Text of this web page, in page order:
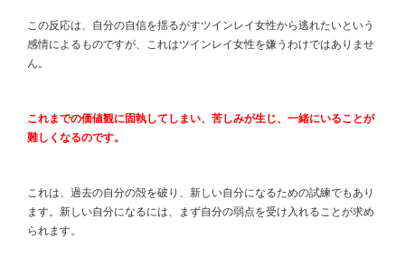
この反応は、自分の自信を揺るがすツインレイ女性から逃れたいという
感情によるものですが、これはツインレイ女性を嫌うわけではありませ
ん。
これまでの価値観に固執してしまい、苦しみが生じ、一緒にいることが
難しくなるのです。
これは、過去の自分の殻を破り、新しい自分になるための試練でもあり
ます。新しい自分になるには、まず自分の弱点を受け入れることが求め
られます。